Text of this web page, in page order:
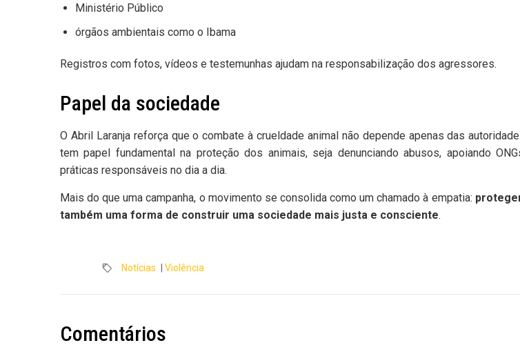
Ministério Público
órgãos ambientais como o Ibama
Registros com fotos, vídeos e testemunhas ajudam na responsabilização dos agressores.
Papel da sociedade
O Abril Laranja reforça que o combate à crueldade animal não depende apenas das
tem papel fundamental na proteção dos animais, seja denunciando abusos, apoiando
práticas responsáveis no dia a dia.
Mais do que uma campanha, o movimento se consolida como um chamado à empatia:
também uma forma de construir uma sociedade mais justa e consciente.
Notícias | Violência
Comentários